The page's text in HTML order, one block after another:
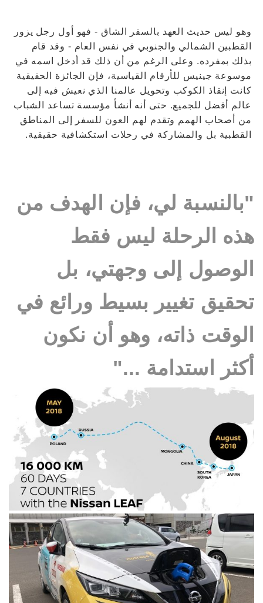
وهو ليس حديث العهد بالسفر الشاق - فهو أول رجل يزور
القطبين الشمالي والجنوبي في نفس العام - وقد قام
بذلك بمفرده. وعلى الرغم من أن ذلك قد أدخل اسمه في
موسوعة جينيس للأرقام القياسية، فإن الجائزة الحقيقية
كانت إنقاذ الكوكب وتحويل عالمنا الذي نعيش فيه إلى
عالم أفضل للجميع. حتى أنه أنشأ مؤسسة تساعد الشباب
من أصحاب الهمم وتقدم لهم العون للسفر إلى المناطق
القطبية بل والمشاركة في رحلات استكشافية حقيقية.
"بالنسبة لي، فإن الهدف من
هذه الرحلة ليس فقط
الوصول إلى وجهتي، بل
تحقيق تغيير بسيط ورائع في
الوقت ذاته، وهو أن نكون
أكثر استدامة ..."